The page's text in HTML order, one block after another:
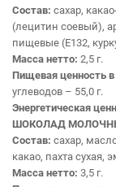
Состав: сахар,
(лецитин соевый),
пищевые (Е132,
Масса нетто: 2,5 г.
Пищевая ценность в
углеводов – 55,0 г.
Энергетическая
ШОКОЛАД
Состав: сахар,
какао, пахта сухая,
Масса нетто: 3,5 г.